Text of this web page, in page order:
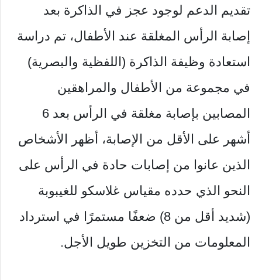
تقديم الدعم لوجود عجز في الذاكرة بعد
إصابة الرأس المغلقة عند الأطفال، تم دراسة
استعادة وظيفة الذاكرة (اللفظية والبصرية)
في مجموعة من الأطفال والمراهقين
المصابين بإصابة مغلقة في الرأس بعد 6
أشهر على الأقل من الإصابة، أظهر الأشخاص
الذين عانوا من إصابات حادة في الرأس على
النحو الذي حدده مقياس غلاسكو للغيبوبة
(شديد أقل من 8) ضعفًا مستمرًا في استرداد
المعلومات من التخزين طويل الأجل.